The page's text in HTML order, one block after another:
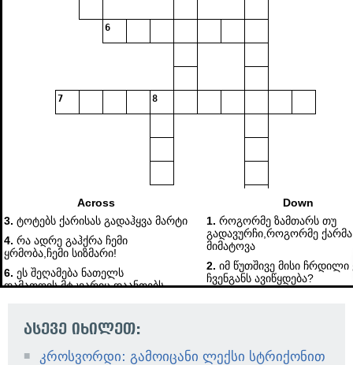
ასევე იხილეთ:
კროსვორდი: გამოიცანი ლექსი სტრიქონით